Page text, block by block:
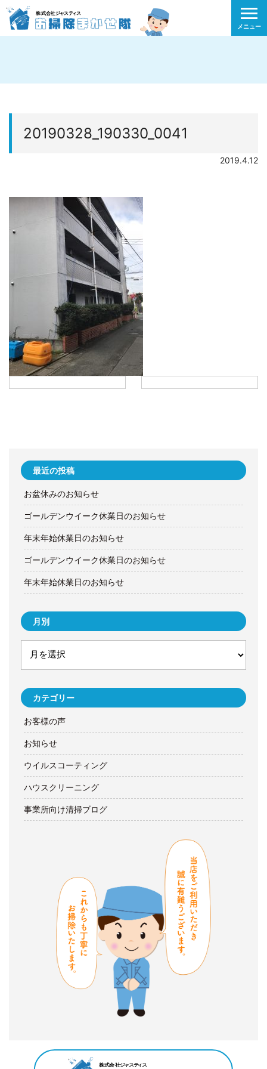
メニュー
20190328_190330_0041
2019.4.12
最近の投稿
お盆休みのお知らせ
ゴールデンウイーク休業日のお知らせ
年末年始休業日のお知らせ
ゴールデンウイーク休業日のお知らせ
年末年始休業日のお知らせ
月別
カテゴリー
お客様の声
お知らせ
ウイルスコーティング
ハウスクリーニング
事業所向け清掃ブログ